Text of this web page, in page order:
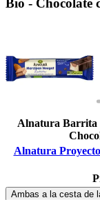
Bio - Chocolate
Alnatura Barrita
Alnatura
Ambas a la cesta de